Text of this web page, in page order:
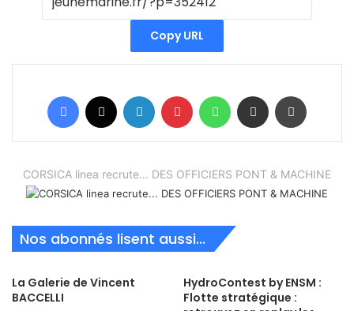
Copy URL
Facebook Linkedin Pinterest WhatsAppPartager par email
CORSICA linea recrute... DES OFFICIERS PONT & MACHINE
Nos abonnés lisent aussi...
La Galerie de Vincent
BACCELLI
HydroContest by ENSM :
Flotte stratégique :